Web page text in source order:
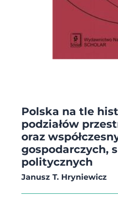
Polska na tle
podziałów
oraz
gospodarczych,
politycznych
Janusz T. Hryniewicz